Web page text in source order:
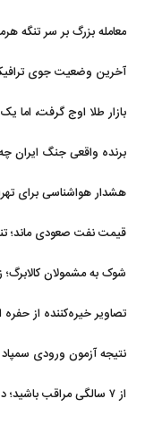
معامله بزرگ بر سر تنگه
آخرین وضعیت جوی
بازار طلا اوج گرفت، اما
برنده واقعی جنگ ایران
هشدار هواشناسی برای
قیمت نفت صعودی ماند؛ تنش در
شوک به مشمولان کالابرگ؛
تصاویر خیره‌کننده از
نتیجه آزمون ورودی
از ۷ سالگی مراقب باشید؛ دشمن خاموش سلامت کودکان شناسایی شد